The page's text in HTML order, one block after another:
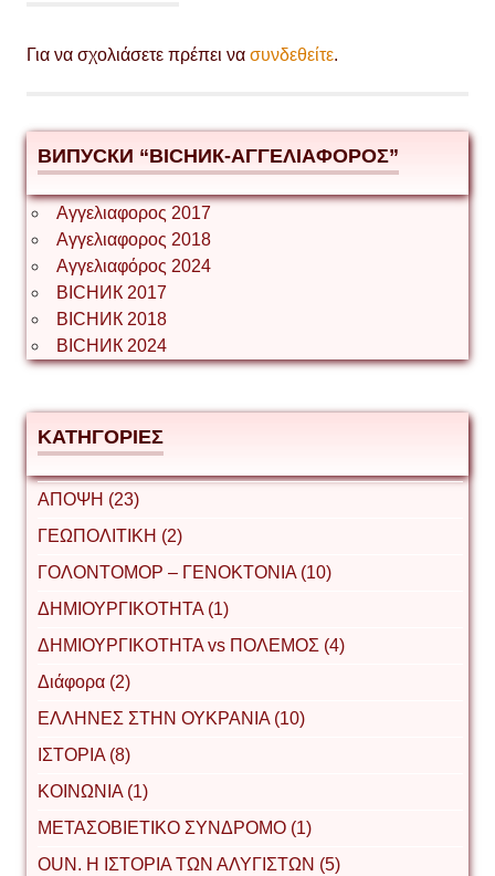
Για να σχολιάσετε πρέπει να συνδεθείτε.
ВИПУСКИ “ВІСНИК-ΑΓΓΕΛΙΑΦΟΡΟΣ”
Αγγελιαφορος 2017
Αγγελιαφορος 2018
Αγγελιαφόρος 2024
ВІСНИК 2017
ВІСНИК 2018
ВІСНИК 2024
ΚΑΤΗΓΟΡΙΕΣ
ΑΠΟΨΗ (23)
ΓΕΩΠΟΛΙΤΙΚΗ (2)
ΓΟΛΟΝΤΟΜΟΡ – ΓΕΝΟΚΤΟΝΙΑ (10)
ΔΗΜΙΟΥΡΓΙΚΟΤΗΤΑ (1)
ΔΗΜΙΟΥΡΓΙΚΟΤΗΤΑ vs ΠΟΛΕΜΟΣ (4)
Διάφορα (2)
ΕΛΛΗΝΕΣ ΣΤΗΝ ΟΥΚΡΑΝΙΑ (10)
ΙΣΤΟΡΙΑ (8)
ΚΟΙΝΩΝΙΑ (1)
ΜΕΤΑΣΟΒΙΕΤΙΚΟ ΣΥΝΔΡΟΜΟ (1)
ΟUΝ. Η ΙΣΤΟΡΙΑ ΤΩΝ ΑΛΥΓΙΣΤΩΝ (5)